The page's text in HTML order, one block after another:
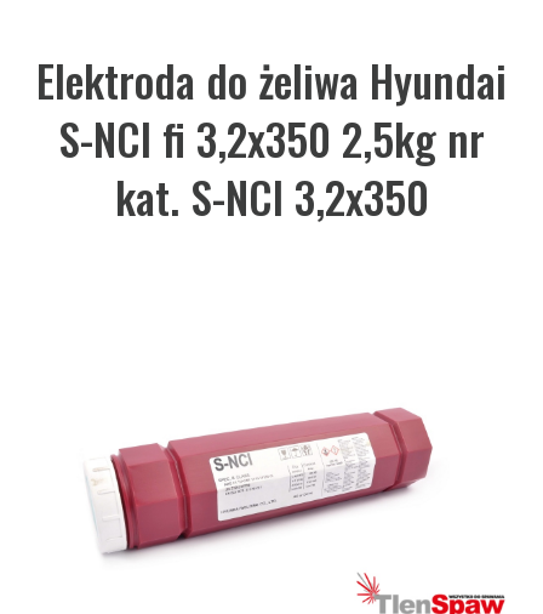
Elektroda do żeliwa Hyundai
S-NCI fi 3,2x350 2,5kg nr
kat. S-NCI 3,2x350